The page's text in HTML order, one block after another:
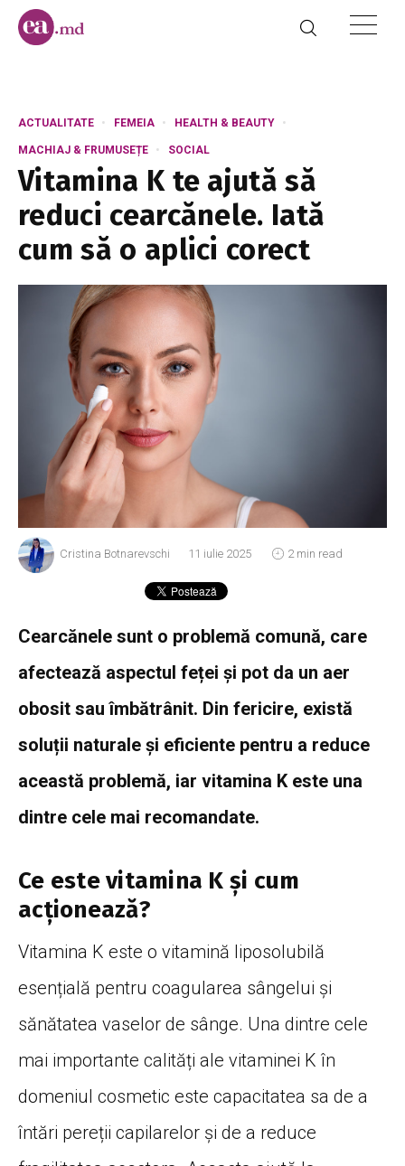
ACTUALITATE FEMEIA HEALTH & BEAUTY
MACHIAJ & FRUMUSEȚE SOCIAL
Vitamina K te ajută să
reduci cearcănele. Iată
cum să o aplici corect
Cristina Botnarevschi 11 iulie 2025 2 min read
Cearcănele sunt o problemă comună, care
afectează aspectul feței și pot da un aer
obosit sau îmbătrânit. Din fericire, există
soluții naturale și eficiente pentru a reduce
această problemă, iar vitamina K este una
dintre cele mai recomandate.
Ce este vitamina K și cum
acționează?
Vitamina K este o vitamină liposolubilă
esențială pentru coagularea sângelui și
sănătatea vaselor de sânge. Una dintre cele
mai importante calități ale vitaminei K în
domeniul cosmetic este capacitatea sa de a
întări pereții capilarelor și de a reduce